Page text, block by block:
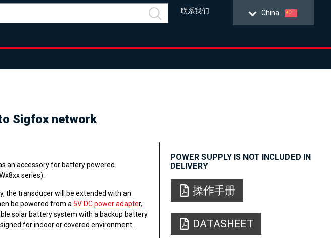
China
联系我们
Sigfox network
an accessory for battery powered
series).
the transducer will be extended with an
be powered from a 5V DC power adapter,
solar battery system with a backup battery.
for indoor or covered environment.
POWER SUPPLY IS NOT INCLUDED IN
DELIVERY
操作手册
DATASHEET